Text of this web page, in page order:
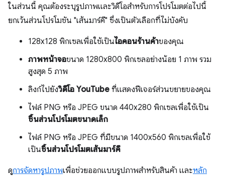
ในส่วนนี้ คุณต้องระบุรูปภาพและวิดีโอสำหรับการโปรโมตต่อไปนี้
ยกเว้นส่วนโปรโมชัน "เส้นมาร์คี" ซึ่งเป็นตัวเลือกที่ไม่บังคับ
128x128 พิกเซลเพื่อใช้เป็นไอคอนร้านค้าของคุณ
ภาพหน้าจอขนาด 1280x800 พิกเซลอย่างน้อย 1 ภาพ รวม
สูงสุด 5 ภาพ
ลิงก์ไปยังวิดีโอ YouTube ที่แสดงฟีเจอร์ส่วนขยายของคุณ
ไฟล์ PNG หรือ JPEG ขนาด 440x280 พิกเซลเพื่อใช้เป็น
ชิ้นส่วนโปรโมตขนาดเล็ก
ไฟล์ PNG หรือ JPEG ที่มีขนาด 1400x560 พิกเซลเพื่อใช้
เป็นชิ้นส่วนโปรโมตเส้นมาร์คี
ดูการจัดหารูปภาพเพื่อช่วยออกแบบรูปภาพสำหรับสินค้า และหลัก